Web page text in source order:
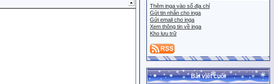
Thêm inga vào sổ địa chỉ
Gửi tin nhắn cho inga
Gửi email cho inga
Xem thông tin về inga
Kho lưu trữ
Bài viết cuối